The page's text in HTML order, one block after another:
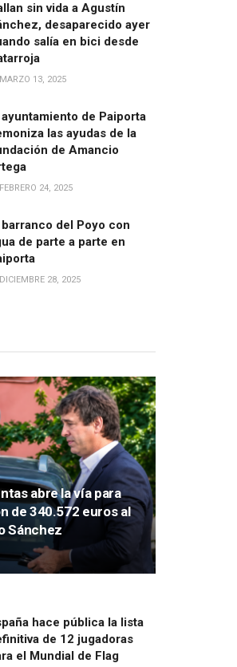
sin vida a Agustín
desaparecido ayer
salía en bici desde
MARZO 13, 2025
ayuntamiento de Paiporta
las ayudas de la
de Amancio
FEBRERO 24, 2025
barranco del Poyo con
de parte a parte en
DICIEMBRE 28, 2025
abre la vía para
de 340.572 euros al
Sánchez
hace pública la lista
de 12 jugadoras
el Mundial de Flag